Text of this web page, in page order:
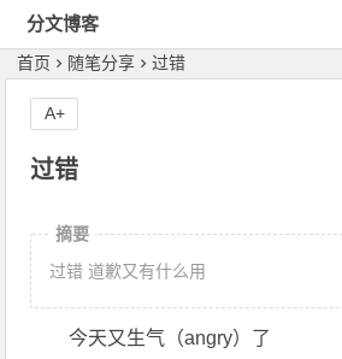
分文博客
首页 随笔分享 过错
过错
A+
摘要
过错 道歉又有什么用
今天又生气（angry）了